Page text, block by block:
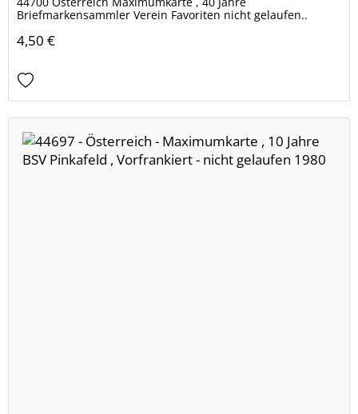
Briefmarkensammler Verein Favoriten nicht gelaufen..
4,50 €